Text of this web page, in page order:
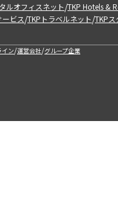
ルオフィスネット/TKP Hotels &
ビス/TKPトラベルネット/TKPス
ン/運営会社/グループ企業